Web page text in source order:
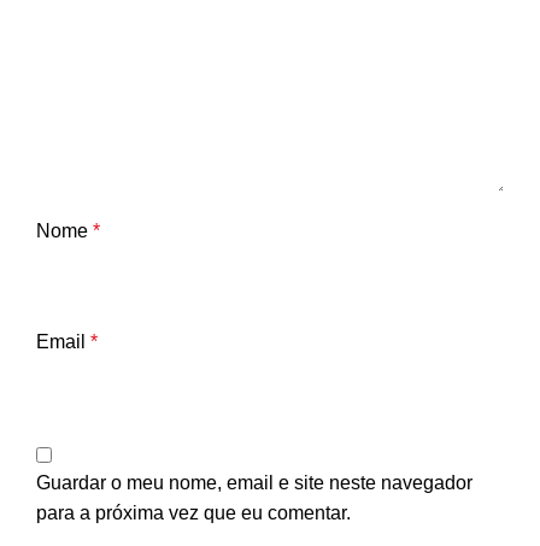
Nome *
Email *
Guardar o meu nome, email e site neste navegador
para a próxima vez que eu comentar.